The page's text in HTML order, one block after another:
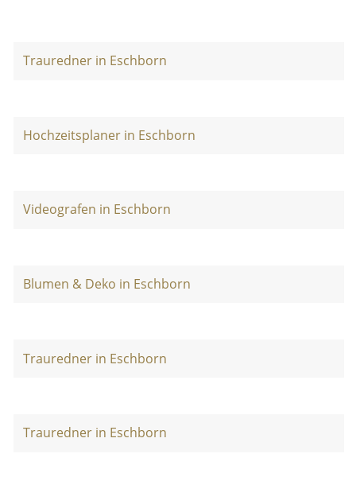
Trauredner in Eschborn
Hochzeitsplaner in Eschborn
Videografen in Eschborn
Blumen & Deko in Eschborn
Trauredner in Eschborn
Trauredner in Eschborn